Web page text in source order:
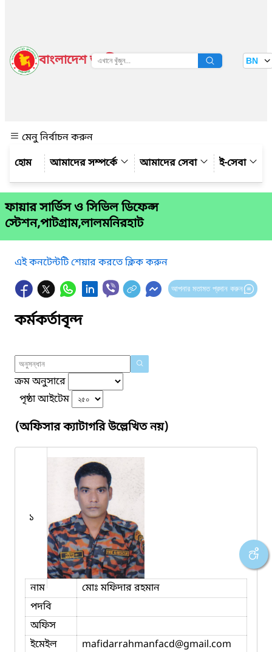
বাংলাদেশ জাতীয় তথ্য বাতায়ন BN
মেনু নির্বাচন করুন
আমাদের সম্পর্কে
আমাদের সেবা ই-সেবা
ফায়ার সার্ভিস ও সিভিল ডিফেন্স
স্টেশন,পাটগ্রাম,লালমনিরহাট
এই কনটেন্টটি শেয়ার করতে ক্লিক করুন
আপনার মতামত প্রদান করুন
কর্মকর্তাবৃন্দ
ক্রম অনুসারে
পৃষ্ঠা আইটেম
(অফিসার ক্যাটাগরি উল্লেখিত নয়)
১
নাম
মোঃ মফিদার রহমান
পদবি
অফিস
ইমেইল
mafidarrahmanfacd@gmail.com